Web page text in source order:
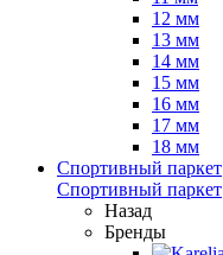
12 мм
13 мм
14 мм
15 мм
16 мм
17 мм
18 мм
Спортивный паркет
Спортивный паркет
Назад
Бренды